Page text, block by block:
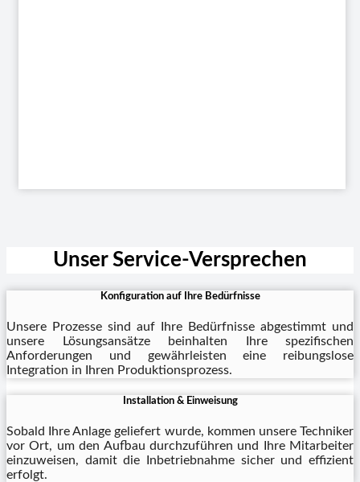
Unser Service-Versprechen
Konfiguration auf Ihre Bedürfnisse
Unsere Prozesse sind auf Ihre Bedürfnisse abgestimmt und
unsere Lösungsansätze beinhalten Ihre spezifischen
Anforderungen und gewährleisten eine reibungslose
Integration in Ihren Produktionsprozess.
Installation & Einweisung
Sobald Ihre Anlage geliefert wurde, kommen unsere Techniker
vor Ort, um den Aufbau durchzuführen und Ihre Mitarbeiter
einzuweisen, damit die Inbetriebnahme sicher und effizient
erfolgt.